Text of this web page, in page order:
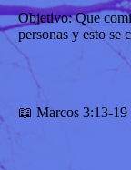
Objetivo: Que
personas y esto se
📖 Marcos 3:13-19